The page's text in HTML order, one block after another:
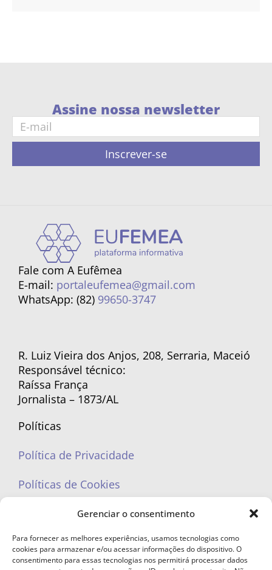
Gerenciar o consentimento
Para fornecer as melhores experiências, usamos tecnologias como
cookies para armazenar e/ou acessar informações do dispositivo. O
consentimento para essas tecnologias nos permitirá processar dados
Assine nossa newsletter
Inscrever-se
Fale com A Eufêmea
E-mail: portaleufemea@gmail.com
WhatsApp: (82) 99650-3747
R. Luiz Vieira dos Anjos, 208, Serraria, Maceió
Responsável técnico:
Raíssa França
Jornalista – 1873/AL
Políticas
Política de Privacidade
Políticas de Cookies
portaleufemea@gmail.com